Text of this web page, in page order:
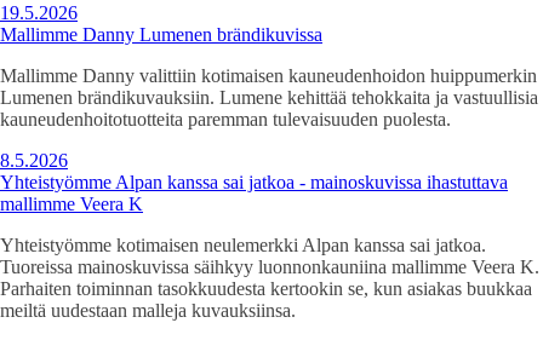
19.5.2026
Mallimme Danny Lumenen brändikuvissa
Mallimme Danny valittiin kotimaisen kauneudenhoidon huippumerkin
Lumenen brändikuvauksiin. Lumene kehittää tehokkaita ja vastuullisia
kauneudenhoitotuotteita paremman tulevaisuuden puolesta.
8.5.2026
Yhteistyömme Alpan kanssa sai jatkoa - mainoskuvissa ihastuttava
mallimme Veera K
Yhteistyömme kotimaisen neulemerkki Alpan kanssa sai jatkoa.
Tuoreissa mainoskuvissa säihkyy luonnonkauniina mallimme Veera K.
Parhaiten toiminnan tasokkuudesta kertookin se, kun asiakas buukkaa
meiltä uudestaan malleja kuvauksiinsa.